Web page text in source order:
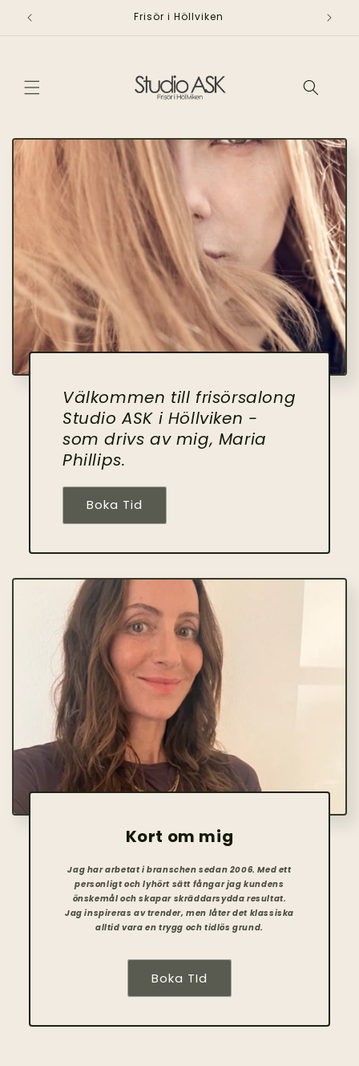
vidare
till
Frisör i Höllviken
Välkommen till frisörsalong
Studio ASK i Höllviken -
som drivs av mig, Maria
Phillips.
Boka Tid
Kort om mig
Jag har arbetat i branschen sedan 2006. Med ett
personligt och lyhört sätt fångar jag kundens
önskemål och skapar skräddarsydda resultat.
Jag inspireras av trender, men låter det klassiska
alltid vara en trygg och tidlös grund.
Boka TId